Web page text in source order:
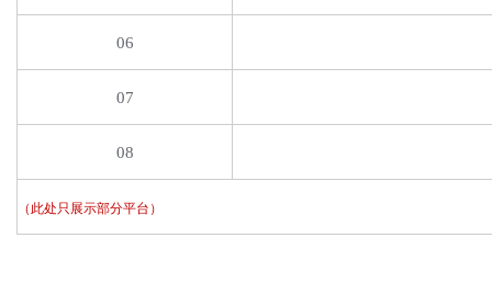
06
07
08
（此处只展示部分平台）